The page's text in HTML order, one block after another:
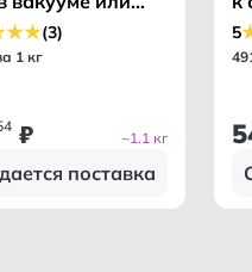
/БАХРУШИН
(3)
1 кг
₽ ~1.1 кг
поставка
5